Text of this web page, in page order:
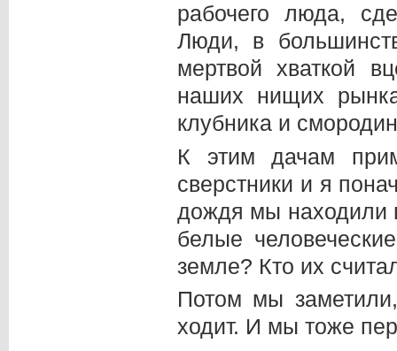
рабочего люда,
Люди, в
мертвой хваткой
наших нищих
клубника и
К этим дачам
сверстники и я
дождя мы находили
белые
земле? Кто их
Потом мы
ходит. И мы тоже